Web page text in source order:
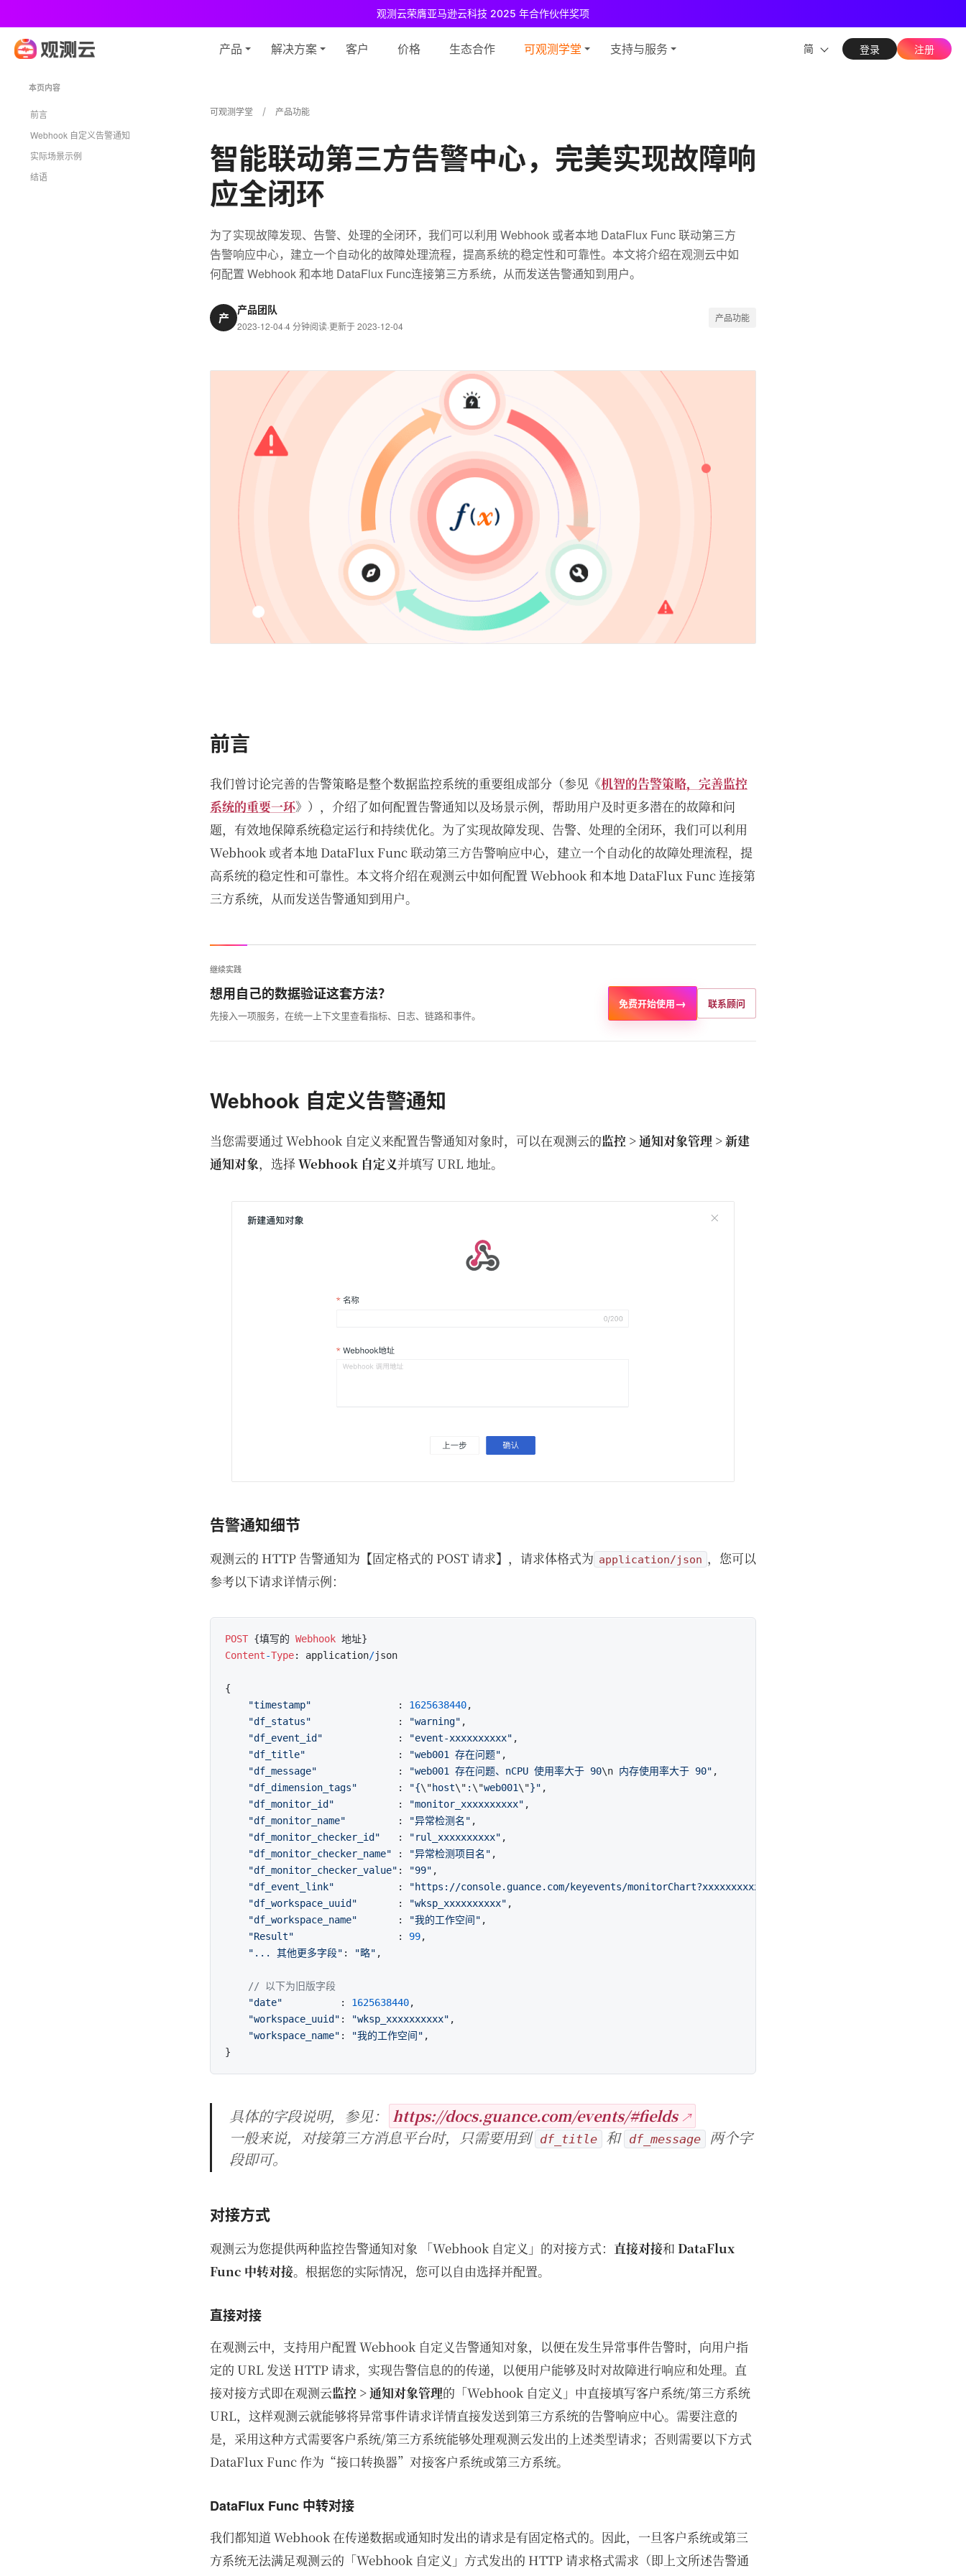
观测云荣膺亚马逊云科技 2025 年合作伙伴奖项
观测云免费版现已推出！ 专为中小团队与个人开发者设计，立享强大可观测能力
产品 解决方案 客户 价格 生态合作 可观测学堂 支持与服务 简 登录 注册
可观测学堂 产品功能
智能联动第三方告警中心，完美实现故障响
应全闭环
为了实现故障发现、告警、处理的全闭环，我们可以利用 Webhook 或者本地 DataFlux Func 联动第三方
告警响应中心，建立一个自动化的故障处理流程，提高系统的稳定性和可靠性。本文将介绍在观测云中如
何配置 Webhook 和本地 DataFlux Func连接第三方系统，从而发送告警通知到用户。
产
产品团队
2023-12-04·4 分钟阅读·更新于 2023-12-04
产品功能
本页内容
前言
Webhook 自定义告警通知
实际场景示例
结语
前言
我们曾讨论完善的告警策略是整个数据监控系统的重要组成部分（参见《机智的告警策略，完善监控
系统的重要一环》），介绍了如何配置告警通知以及场景示例，帮助用户及时更多潜在的故障和问
题，有效地保障系统稳定运行和持续优化。为了实现故障发现、告警、处理的全闭环，我们可以利用
Webhook 或者本地 DataFlux Func 联动第三方告警响应中心，建立一个自动化的故障处理流程，提
高系统的稳定性和可靠性。本文将介绍在观测云中如何配置 Webhook 和本地 DataFlux Func 连接第
三方系统，从而发送告警通知到用户。
继续实践
想用自己的数据验证这套方法？
先接入一项服务，在统一上下文里查看指标、日志、链路和事件。
免费开始使用→ 联系顾问
Webhook 自定义告警通知
当您需要通过 Webhook 自定义来配置告警通知对象时，可以在观测云的监控 > 通知对象管理 > 新建
通知对象，选择Webhook 自定义并填写 URL 地址。
告警通知细节
观测云的 HTTP 告警通知为【固定格式的 POST 请求】，请求体格式为 application/json ，您可以
参考以下请求详情示例：
POST {填写的 Webhook
Content-Type: application/json
{
"timestamp"
               :
1625638440,
"df_status"
               :
"warning" ,
"df_event_id"
             :
"event-xxxxxxxxxx" ,
"df_title"
                :
"web001 存在问题" ,
"df_message"
              :
"web001 存在问题、nCPU 使用率大于 90\n 内存使用率大于 90" ,
"df_dimension_tags"
       :
"{\"host\" : \"web001\"}" ,
"df_monitor_id"
           :
"monitor_xxxxxxxxxx" ,
"df_monitor_name"
         :
"异常检测名" ,
"df_monitor_checker_id"
   :
"rul_xxxxxxxxxx" ,
"df_monitor_checker_name" : "异常检测项目名" ,
"df_monitor_checker_value" : "99" ,
"df_event_link"
           :
"https://console.guance.com/keyevents/monitorChart?xxxxxxxxxx"
"df_workspace_uuid"
       :
"wksp_xxxxxxxxxx" ,
"df_workspace_name"
       :
"我的工作空间" ,
"Result"
                  :
99,
"... 其他更多字段" : "略" ,
// 以下为旧版字段
"date"
          :
1625638440,
"workspace_uuid" : "wksp_xxxxxxxxxx" ,
"workspace_name" : "我的工作空间" ,
具体的字段说明，参见：
https://docs.guance.com/events/#fields
一般来说，对接第三方消息平台时，只需要用到 df_title 和 df_message
两个字
段即可。
对接方式
观测云为您提供两种监控告警通知对象 「Webhook 自定义」的对接方式： 直接对接和 DataFlux
Func 中转对接。根据您的实际情况，您可以自由选择并配置。
直接对接
在观测云中，支持用户配置 Webhook 自定义告警通知对象，以便在发生异常事件告警时，向用户指
定的 URL 发送 HTTP 请求，实现告警信息的的传递，以便用户能够及时对故障进行响应和处理。直
接对接方式即在观测云监控 > 通知对象管理的「Webhook 自定义」中直接填写客户系统/第三方系统
URL，这样观测云就能够将异常事件请求详情直接发送到第三方系统的告警响应中心。需要注意的
是，采用这种方式需要客户系统/第三方系统能够处理观测云发出的上述类型请求；否则需要以下方式
DataFlux Func 作为“接口转换器”对接客户系统或第三方系统。
DataFlux Func 中转对接
我们都知道 Webhook 在传递数据或通知时发出的请求是有固定格式的。因此，一旦客户系统或第三
方系统无法满足观测云的「Webhook 自定义」方式发出的 HTTP 请求格式需求（即上文所述告警通